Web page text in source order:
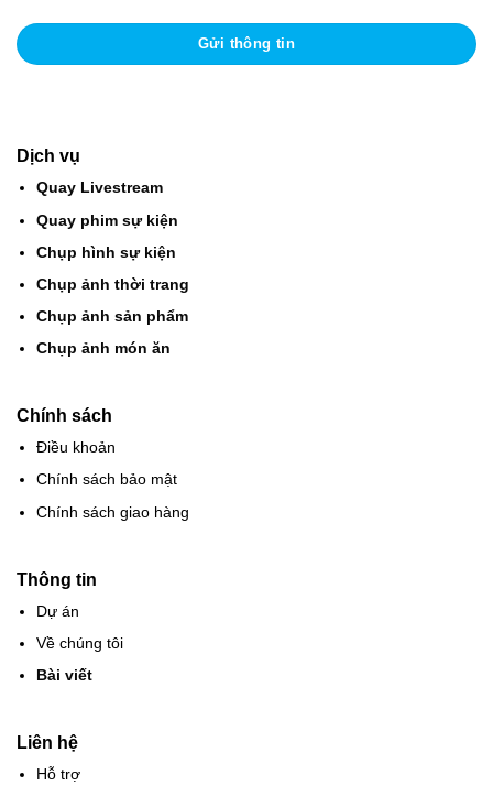
Dịch vụ
Quay Livestream
Quay phim sự kiện
Chụp hình sự kiện
Chụp ảnh thời trang
Chụp ảnh sản phẩm
Chụp ảnh món ăn
Chính sách
Điều khoản
Chính sách bảo mật
Chính sách giao hàng
Thông tin
Dự án
Về chúng tôi
Bài viết
Liên hệ
Hỗ trợ